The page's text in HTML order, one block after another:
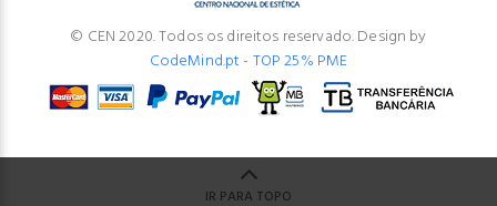
© CEN 2020. Todos os direitos reservado. Design by
CodeMind.pt - TOP 25% PME
IR PARA TOPO